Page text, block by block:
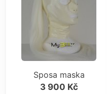
Sposa maska
3 900 Kč